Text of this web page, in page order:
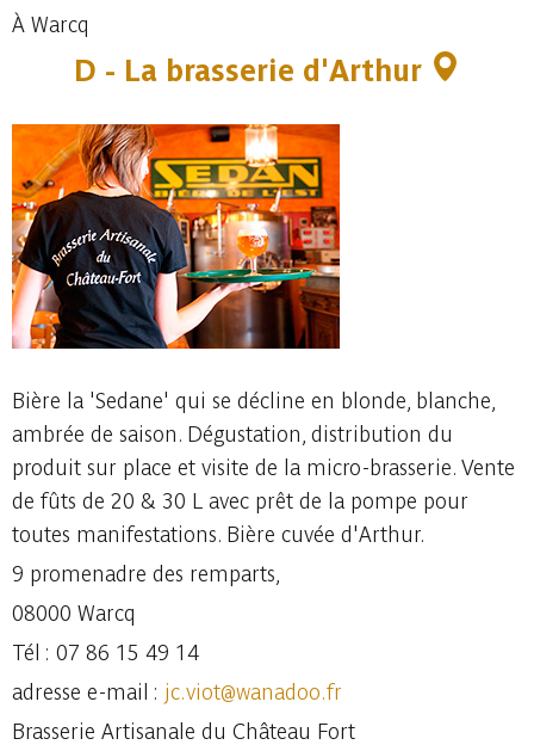
À Warcq
D - La brasserie d'Arthur
Bière la 'Sedane' qui se décline en blonde, blanche,
ambrée de saison. Dégustation, distribution du
produit sur place et visite de la micro-brasserie. Vente
de fûts de 20 & 30 L avec prêt de la pompe pour
toutes manifestations. Bière cuvée d'Arthur.
9 promenadre des remparts,
08000 Warcq
Tél : 07 86 15 49 14
adresse e-mail : jc.viot@wanadoo.fr
Brasserie Artisanale du Château Fort